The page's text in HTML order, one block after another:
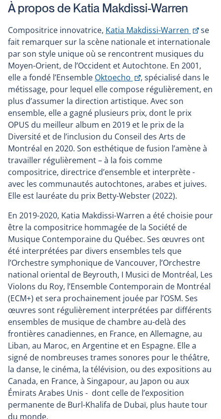
À propos de Katia Makdissi-Warren
Compositrice innovatrice, Katia Makdissi-Warren
Ce
lien
dans
une
se
fait remarquer sur la scène nationale et internationale
par son style unique où se rencontrent musiques du
Moyen-Orient, de l’Occident et Autochtone. En 2001,
elle a fondé l’Ensemble Oktoecho
Ce
lien
s'ouvrira
dans
une
nouvelle
fenêtre
, spécialisé dans le
métissage, pour lequel elle compose régulièrement, en
plus d’assumer la direction artistique. Avec son
ensemble, elle a gagné plusieurs prix, dont le prix
OPUS du meilleur album en 2019 et le prix de la
Diversité et de l’inclusion du Conseil des Arts de
Montréal en 2020. Son esthétique de fusion l’amène à
travailler régulièrement – à la fois comme
compositrice, directrice d’ensemble et interprète -
avec les communautés autochtones, arabes et juives.
Elle est lauréate du prix Betty-Webster (2022).
En 2019-2020, Katia Makdissi-Warren a été choisie pour
être la compositrice hommagée de la Société de
Musique Contemporaine du Québec. Ses œuvres ont
été interprétées par divers ensembles tels que
l’Orchestre symphonique de Vancouver, l’Orchestre
national oriental de Beyrouth, I Musici de Montréal, Les
Violons du Roy, l’Ensemble Contemporain de Montréal
(ECM+) et sera prochainement jouée par l’OSM. Ses
œuvres sont régulièrement interprétées par différents
ensembles de musique de chambre au-delà des
frontières canadiennes, en France, en Allemagne, au
Liban, au Maroc, en Argentine et en Espagne. Elle a
signé de nombreuses trames sonores pour le théâtre,
la danse, le cinéma, la télévision, ou des expositions au
Canada, en France, à Singapour, au Japon ou aux
Émirats Arabes Unis - dont celle de l’exposition
permanente de Burl-Khalifa de Dubaï, plus haute tour
du monde.